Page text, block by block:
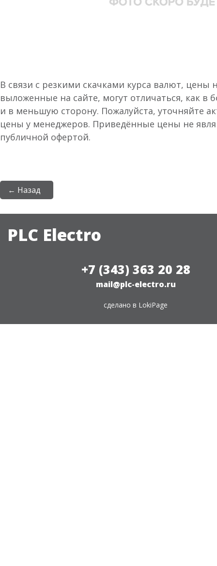
В связи с резкими скачками курса валют, цены
выложенные на сайте, могут отличаться, как в
и в меньшую сторону. Пожалуйста, уточняйте
цены у менеджеров. Приведённые цены не
публичной офертой.
← Назад
PLC Electro
+7 (343) 363 20 28
mail@plc-electro.ru
сделано в LokiPage